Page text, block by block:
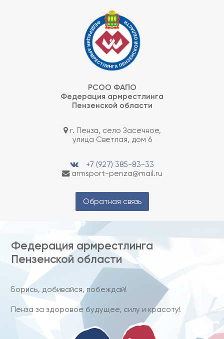
РСОО ФАПО
Федерация армрестлинга
Пензенской области
г. Пенза, село Засечное,
улица Светлая, дом 6
+7 (927) 385-83-33
armsport-penza@mail.ru
Обратная связь
Федерация армрестлинга
Пензенской области
Борись, добивайся, побеждай!
Пенза за здоровое будущее, силу и красоту!